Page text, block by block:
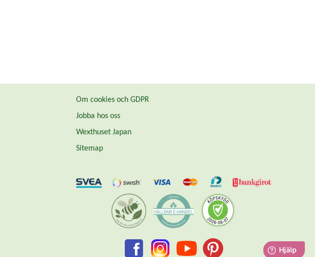
Om cookies och GDPR
Jobba hos oss
Wexthuset Japan
Sitemap